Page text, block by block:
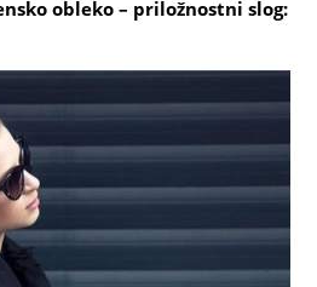
obleko – priložnostni slog: